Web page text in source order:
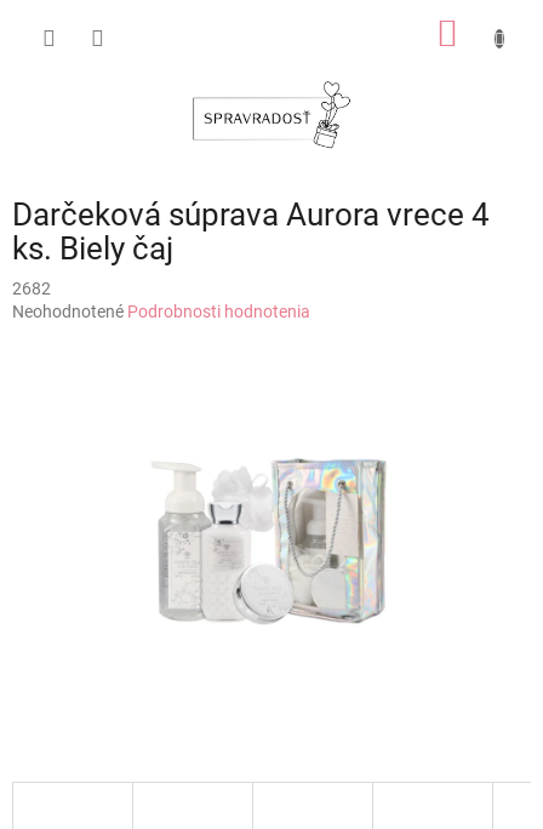
Darčeková súprava Aurora vrece 4
ks. Biely čaj
2682
Priemerné
Neohodnotené Podrobnosti hodnotenia